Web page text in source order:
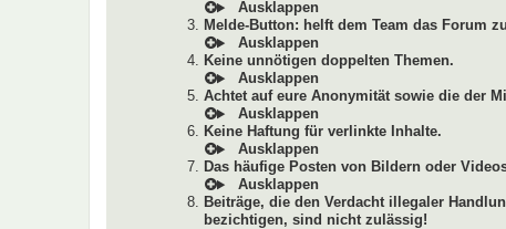
Melde-Button: helft dem Team das Forum
Keine unnötigen doppelten Themen.
Achtet auf eure Anonymität sowie die der
Keine Haftung für verlinkte Inhalte.
Das häufige Posten von Bildern oder
Beiträge, die den Verdacht illegaler
bezichtigen, sind nicht zulässig!